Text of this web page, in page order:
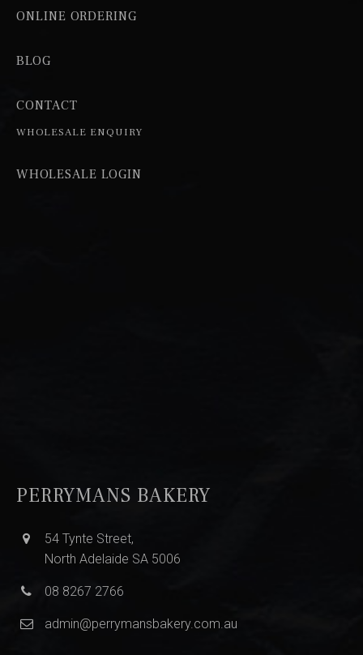
ONLINE ORDERING
BLOG
CONTACT
WHOLESALE ENQUIRY
WHOLESALE LOGIN
PERRYMANS BAKERY
54 Tynte Street,
North Adelaide SA 5006
08 8267 2766
admin@perrymansbakery.com.au